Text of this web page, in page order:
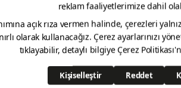
Endüstriyel Tiner